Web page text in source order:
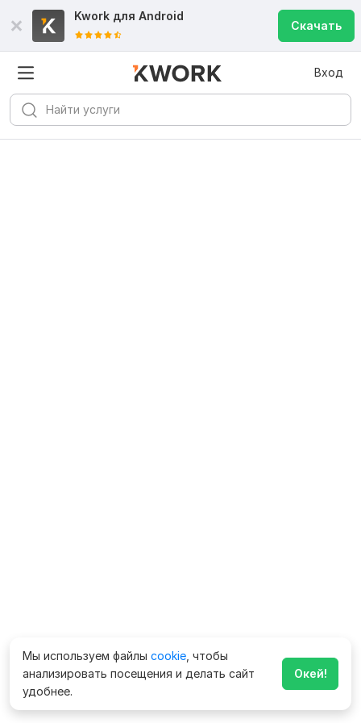
Kwork для Android
Скачать
Вход
Мы используем файлы cookie , чтобы
анализировать посещения и делать сайт
удобнее.
Окей!